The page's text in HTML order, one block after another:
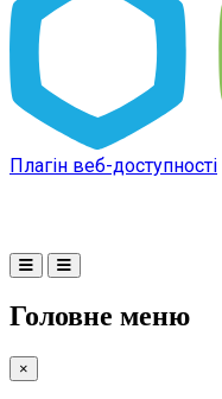
Плагін веб-доступності
Головне меню
×